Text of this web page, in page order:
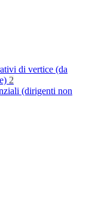
di vertice (da
2
(dirigenti non